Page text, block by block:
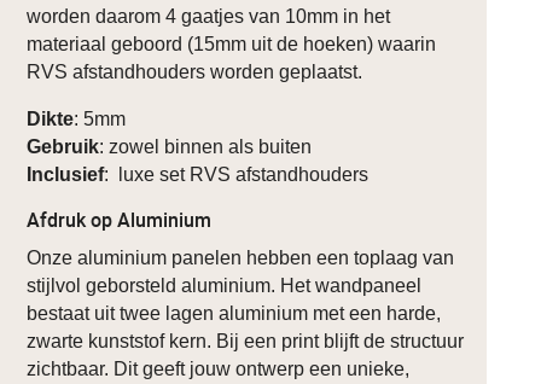
worden daarom 4 gaatjes van 10mm in het
materiaal geboord (15mm uit de hoeken) waarin
RVS afstandhouders worden geplaatst.
Dikte: 5mm
Gebruik: zowel binnen als buiten
Inclusief: luxe set RVS afstandhouders
Afdruk op Aluminium
Onze aluminium panelen hebben een toplaag van
stijlvol geborsteld aluminium. Het wandpaneel
bestaat uit twee lagen aluminium met een harde,
zwarte kunststof kern. Bij een print blijft de structuur
zichtbaar. Dit geeft jouw ontwerp een unieke,